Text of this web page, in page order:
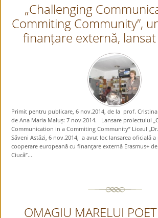
„Challenging
Commiting Community”,
finanțare externă, lansat
Primit pentru publicare, 6 nov.2014, de la prof.
de Ana Maria Maluș: 7 nov.2014. Lansare proiectului
Communication in a Commiting Community” Liceul
Săveni Astăzi, 6 nov.2014, a avut loc lansarea oficială
cooperare europeană cu finanţare externă Erasmus+
Ciucă”...
OMAGIU MARELUI